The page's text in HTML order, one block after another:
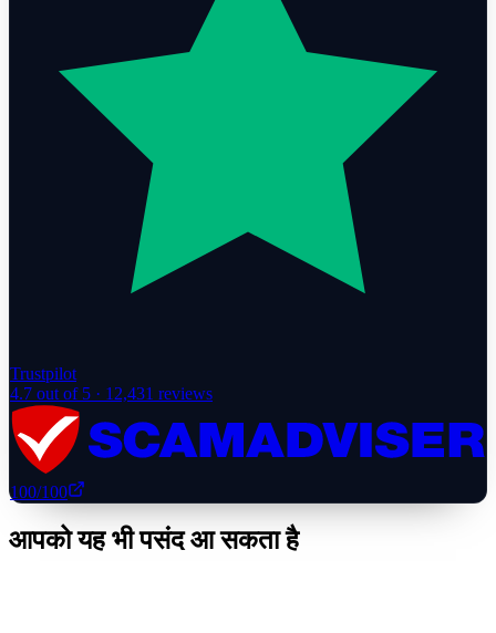
Trustpilot
4.7 out of 5 · 12,431 reviews
100/100
आपको यह भी पसंद आ सकता है